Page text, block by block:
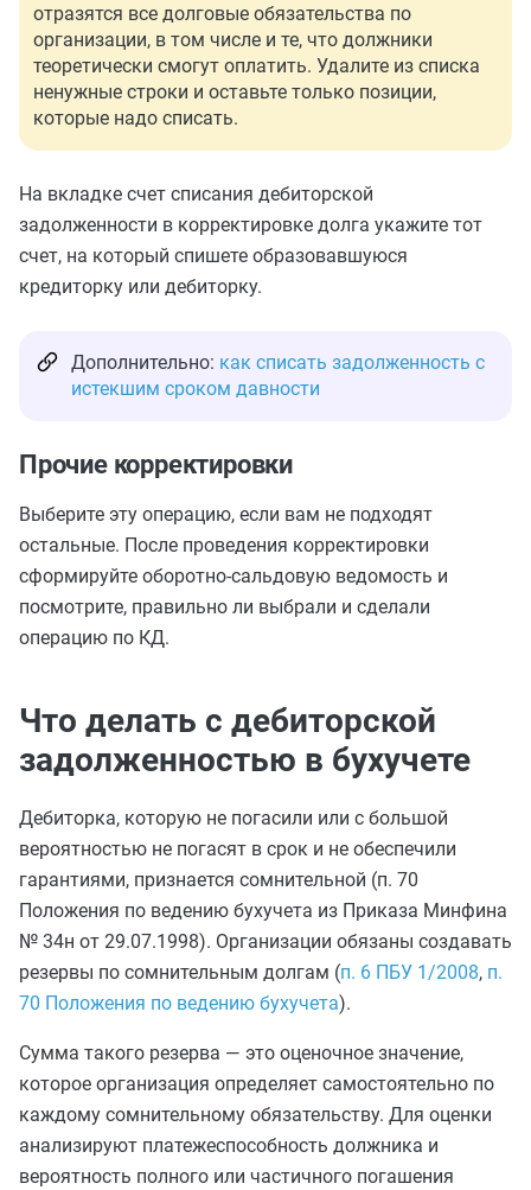
отразятся все долговые обязательства по
организации, в том числе и те, что должники
теоретически смогут оплатить. Удалите из списка
ненужные строки и оставьте только позиции,
которые надо списать.
На вкладке счет списания дебиторской
задолженности в корректировке долга укажите тот
счет, на который спишете образовавшуюся
кредиторку или дебиторку.
Дополнительно: как списать задолженность с
истекшим сроком давности
Прочие корректировки
Выберите эту операцию, если вам не подходят
остальные. После проведения корректировки
сформируйте оборотно-сальдовую ведомость и
посмотрите, правильно ли выбрали и сделали
операцию по КД.
Что делать с дебиторской
задолженностью в бухучете
Дебиторка, которую не погасили или с большой
вероятностью не погасят в срок и не обеспечили
гарантиями, признается сомнительной (п. 70
Положения по ведению бухучета из Приказа Минфина
№ 34н от 29.07.1998). Организации обязаны создавать
резервы по сомнительным долгам (п. 6 ПБУ 1/2008, п.
70 Положения по ведению бухучета).
Сумма такого резерва — это оценочное значение,
которое организация определяет самостоятельно по
каждому сомнительному обязательству. Для оценки
анализируют платежеспособность должника и
вероятность полного или частичного погашения